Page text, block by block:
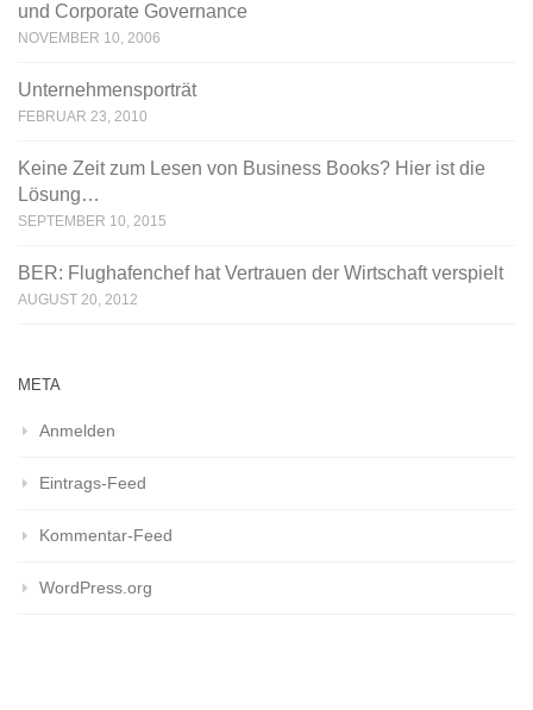
und Corporate Governance
NOVEMBER 10, 2006
Unternehmensporträt
FEBRUAR 23, 2010
Keine Zeit zum Lesen von Business Books? Hier ist die
Lösung…
SEPTEMBER 10, 2015
BER: Flughafenchef hat Vertrauen der Wirtschaft verspielt
AUGUST 20, 2012
META
Anmelden
Eintrags-Feed
Kommentar-Feed
WordPress.org